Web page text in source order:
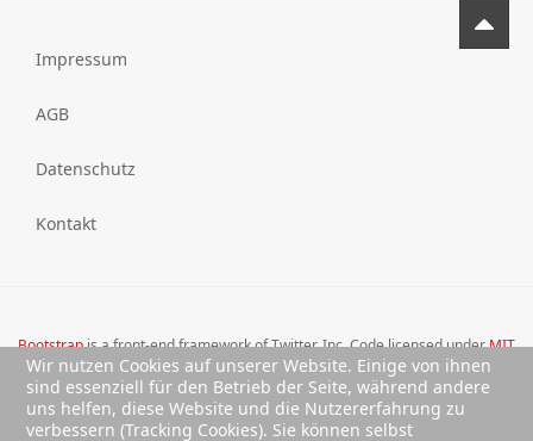
Impressum
AGB
Datenschutz
Kontakt
Bootstrapis a front-end framework of Twitter, Inc. Code licensed underMIT
License.
Font Awesomefont licensed underSIL OFL 1.1.
Wir nutzen Cookies auf unserer Website. Einige von ihnen
sind essenziell für den Betrieb der Seite, während andere
uns helfen, diese Website und die Nutzererfahrung zu
verbessern (Tracking Cookies). Sie können selbst